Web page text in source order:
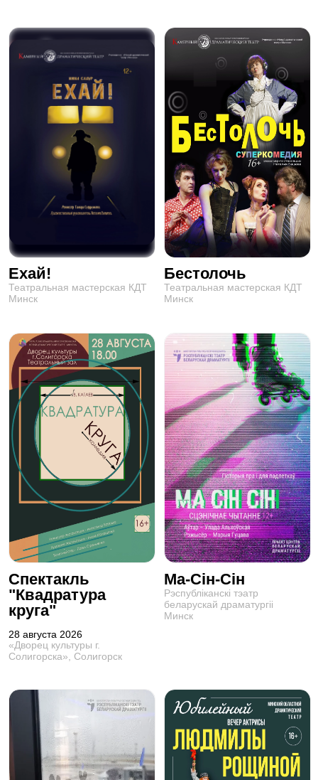
Ехай!
Театральная мастерская КДТ
Минск
Бестолочь
Театральная мастерская КДТ
Минск
Спектакль
"Квадратура
круга"
28 августа 2026
«Дворец культуры г.
Солигорска», Солигорск
Ма-Сін-Сін
Рэспублiканскi тэатр
беларускай драматургii
Минск